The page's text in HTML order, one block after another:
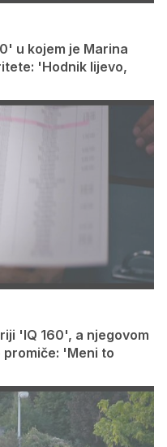
u kojem je Marina
'Hodnik lijevo,
'IQ 160', a njegovom
'Meni to